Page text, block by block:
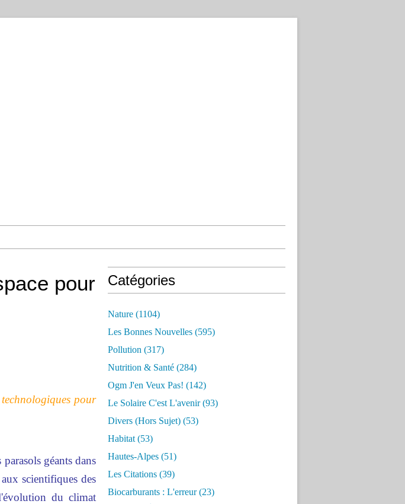
pour
pour
géants dans
scientifiques des
du climat
Catégories
Nature (1104)
Les Bonnes Nouvelles (595)
Pollution (317)
Nutrition & Santé (284)
Ogm J'en Veux Pas! (142)
Le Solaire C'est L'avenir(93)
Divers (hors Sujet) (53)
Habitat (53)
Hautes-Alpes (51)
Les Citations (39)
Biocarburants : L'erreur(23)